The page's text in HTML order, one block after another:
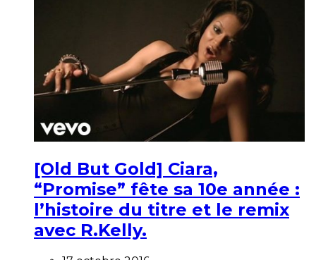
[Old But Gold] Ciara,
“Promise” fête sa 10e année :
l’histoire du titre et le remix
avec R.Kelly.